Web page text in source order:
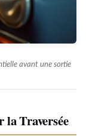
avant une sortie
la Traversée